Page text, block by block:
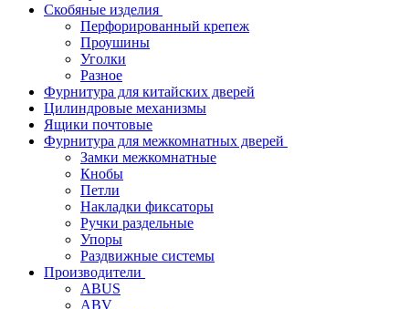
Скобяные изделия
Перфорированный крепеж
Проушины
Уголки
Разное
Фурнитура для китайских дверей
Цилиндровые механизмы
Ящики почтовые
Фурнитура для межкомнатных дверей
Замки межкомнатные
Кнобы
Петли
Накладки фиксаторы
Ручки раздельные
Упоры
Раздвижные системы
Производители
ABUS
ABV